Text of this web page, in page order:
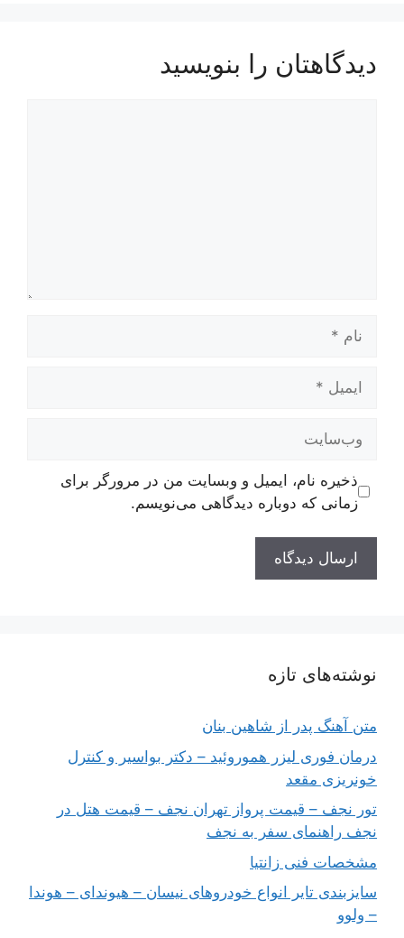
دیدگاهتان را بنویسید
ذخیره نام، ایمیل و وبسایت من در مرورگر برای
زمانی که دوباره دیدگاهی می‌نویسم.
نوشته‌های تازه
متن آهنگ پدر از شاهین بنان
درمان فوری لیزر هموروئید – دکتر بواسیر و کنترل
خونریزی مقعد
تور نجف – قیمت پرواز تهران نجف – قیمت هتل در
نجف راهنمای سفر به نجف
مشخصات فنی زانتیا
سایزبندی تایر انواع خودروهای نیسان – هیوندای – هوندا
– ولوو